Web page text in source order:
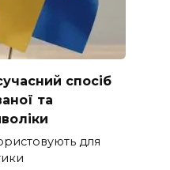
спосіб
та
для